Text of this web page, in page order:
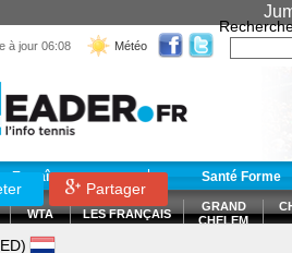
à jour 06:08 Météo
Entraînement Santé Forme
WTA LES FRANÇAIS
GRAND
CHELEM
Partager